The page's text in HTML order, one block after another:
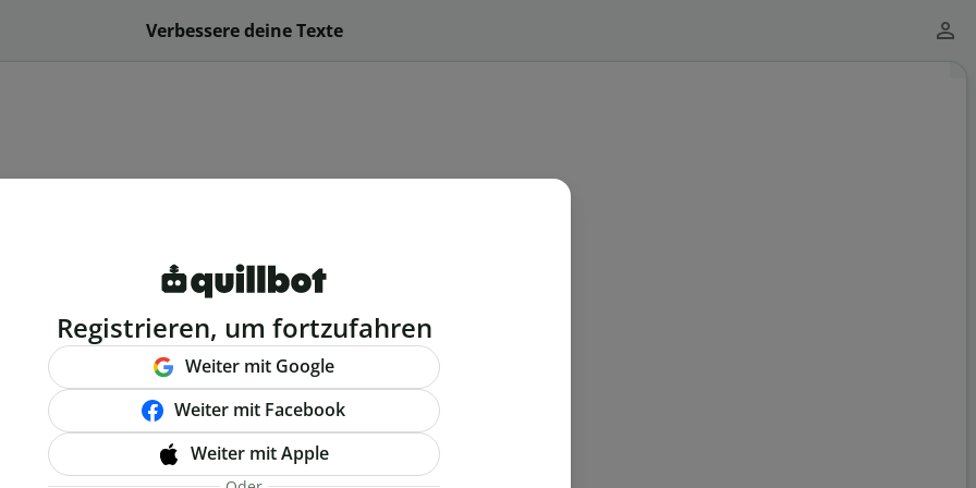
Verbessere deine Texte
Registrieren, um fortzufahren
Weiter mit Google
Weiter mit Facebook
Weiter mit Apple